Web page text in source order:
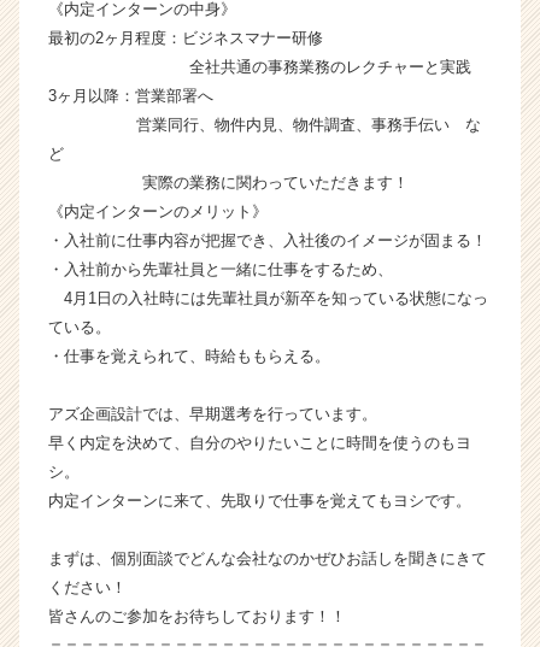
e
r
C
e
r）
《内定インターンの中身》
最初の2ヶ月程度：ビジネスマナー研修
全社共通の事務業務のレクチャーと実践
3ヶ月以降：営業部署へ
営業同行、物件内見、物件調査、事務手伝い な
ど
実際の業務に関わっていただきます！
《内定インターンのメリット》
・入社前に仕事内容が把握でき、入社後のイメージが固まる！
・入社前から先輩社員と一緒に仕事をするため、
4月1日の入社時には先輩社員が新卒を知っている状態になっ
ている。
・仕事を覚えられて、時給ももらえる。
アズ企画設計では、早期選考を行っています。
早く内定を決めて、自分のやりたいことに時間を使うのもヨ
シ。
内定インターンに来て、先取りで仕事を覚えてもヨシです。
まずは、個別面談でどんな会社なのかぜひお話しを聞きにきて
ください！
皆さんのご参加をお待ちしております！！